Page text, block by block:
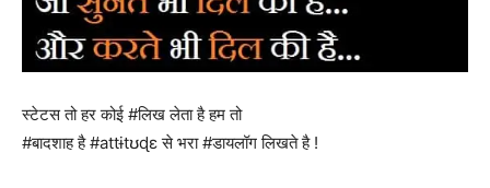
स्टेटस तो हर कोई #लिख लेता है हम तो
#बादशाह है #attɨtʊɖɛ से भरा #डायलॉग लिखते है !